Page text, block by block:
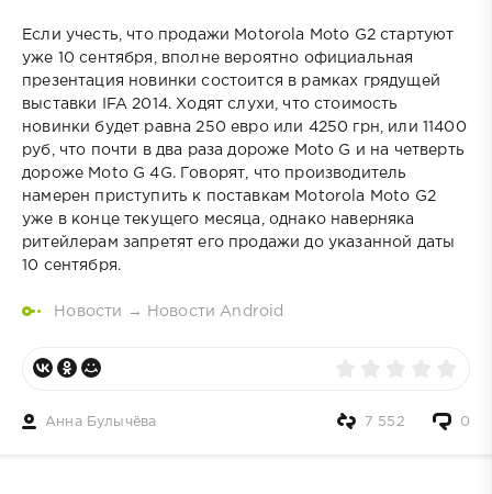
Если учесть, что продажи Motorola Moto G2 стартуют
уже 10 сентября, вполне вероятно официальная
презентация новинки состоится в рамках грядущей
выставки IFA 2014. Ходят слухи, что стоимость
новинки будет равна 250 евро или 4250 грн, или 11400
руб, что почти в два раза дороже Moto G и на четверть
дороже Moto G 4G. Говорят, что производитель
намерен приступить к поставкам Motorola Moto G2
уже в конце текущего месяца, однако наверняка
ритейлерам запретят его продажи до указанной даты
10 сентября.
Новости → Новости Android
Анна Булычёва 0
7 552